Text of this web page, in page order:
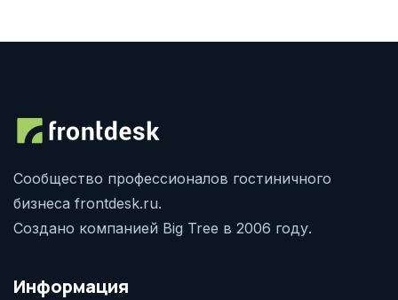
Сообщество профессионалов гостиничного
бизнеса frontdesk.ru.
Создано компанией Big Tree в 2006 году.
Информация